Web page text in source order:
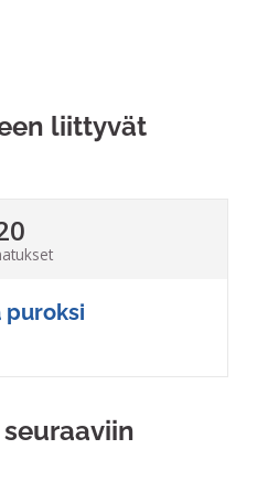
Puistot ja luonto
liittyvät
puroksi